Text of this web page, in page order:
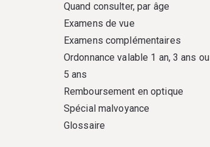
Quand consulter, par âge
Examens de vue
Examens complémentaires
Ordonnance valable 1 an, 3 ans ou
5 ans
Remboursement en optique
Spécial malvoyance
Glossaire